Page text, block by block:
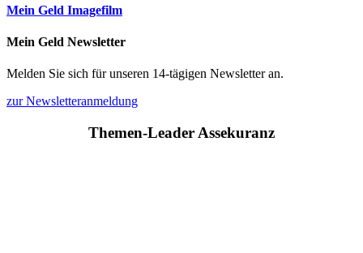
Mein Geld Imagefilm
Mein Geld Newsletter
Melden Sie sich für unseren 14-tägigen Newsletter an.
zur Newsletteranmeldung
Themen-Leader Assekuranz